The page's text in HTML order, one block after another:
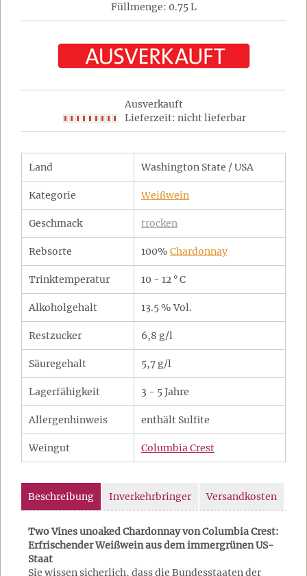
Füllmenge: 0.75 L
Ausverkauft
Lieferzeit: nicht lieferbar
Land Washington State / USA
Kategorie Weißwein
Geschmack trocken
Rebsorte 100% Chardonnay
Trinktemperatur 10 - 12 ° C
Alkoholgehalt 13.5 % Vol.
Restzucker 6,8 g/l
Säuregehalt 5,7 g/l
Lagerfähigkeit 3 - 5 Jahre
Allergenhinweis enthält Sulfite
Weingut Columbia Crest
Beschreibung Inverkehrbringer Versandkosten
Two Vines unoaked Chardonnay von Columbia Crest:
Erfrischender Weißwein aus dem immergrünen US-
Staat
Sie wissen sicherlich, dass die Bundesstaaten der